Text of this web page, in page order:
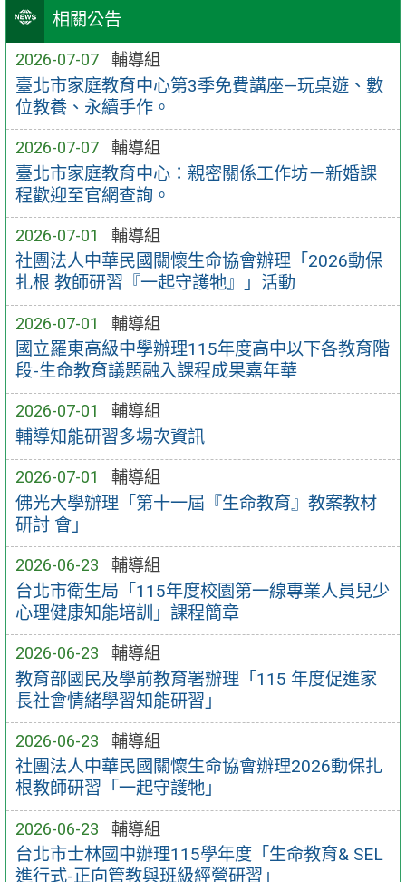
相關公告
2026-07-07 輔導組
臺北市家庭教育中心第3季免費講座—玩桌遊、數
位教養、永續手作。
2026-07-07 輔導組
臺北市家庭教育中心：親密關係工作坊－新婚課
程歡迎至官網查詢。
2026-07-01 輔導組
社團法人中華民國關懷生命協會辦理「2026動保
扎根 教師研習『一起守護牠』」活動
2026-07-01 輔導組
國立羅東高級中學辦理115年度高中以下各教育階
段-生命教育議題融入課程成果嘉年華
2026-07-01 輔導組
輔導知能研習多場次資訊
2026-07-01 輔導組
佛光大學辦理「第十一屆『生命教育』教案教材
研討 會」
2026-06-23 輔導組
台北市衛生局「115年度校園第一線專業人員兒少
心理健康知能培訓」課程簡章
2026-06-23 輔導組
教育部國民及學前教育署辦理「115 年度促進家
長社會情緒學習知能研習」
2026-06-23 輔導組
社團法人中華民國關懷生命協會辦理2026動保扎
根教師研習「一起守護牠」
2026-06-23 輔導組
台北市士林國中辦理115學年度「生命教育& SEL
進行式-正向管教與班級經營研習」